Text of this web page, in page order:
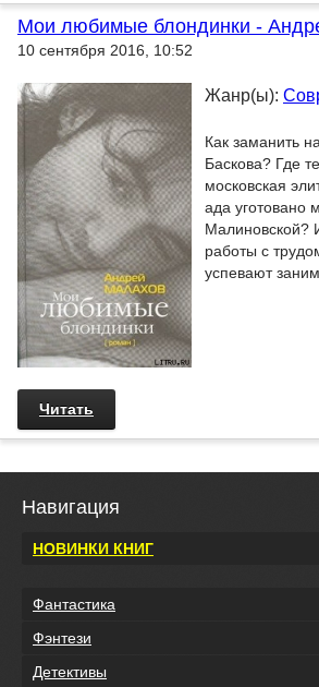
Мои любимые блондинки -
10 сентября 2016, 10:52
Жанр(ы):
Как заманить
Баскова? Где
московская
ада уготовано
Малиновской?
работы с
успевают
Читать
Навигация
НОВИНКИ КНИГ
Фантастика
Фэнтези
Детективы